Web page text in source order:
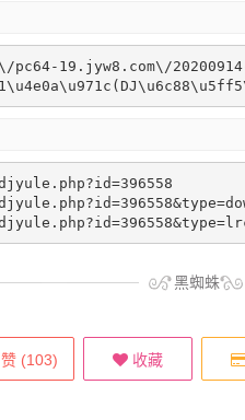
19.jyw8.com\/
黑蜘蛛
(103) 收藏